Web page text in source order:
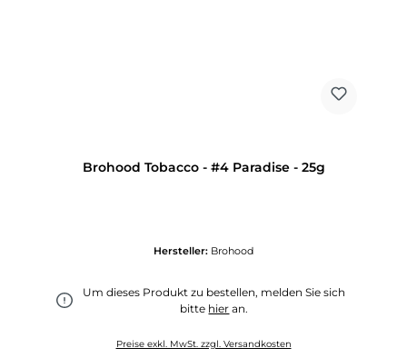
Brohood Tobacco - #4 Paradise - 25g
Hersteller: Brohood
Um dieses Produkt zu bestellen, melden Sie sich
bitte hier an.
Preise exkl. MwSt. zzgl. Versandkosten